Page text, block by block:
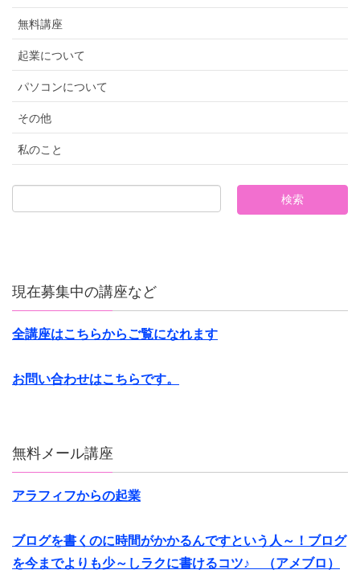
無料講座
起業について
パソコンについて
その他
私のこと
現在募集中の講座など
全講座はこちらからご覧になれます
お問い合わせはこちらです。
無料メール講座
アラフィフからの起業
ブログを書くのに時間がかかるんですという人～！ブログ
を今までよりも少～しラクに書けるコツ♪ （アメブロ）